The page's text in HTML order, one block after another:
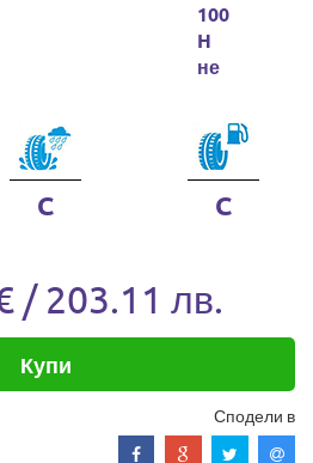
100
H
не
C C
/ 203.11 лв.
Купи
Сподели в